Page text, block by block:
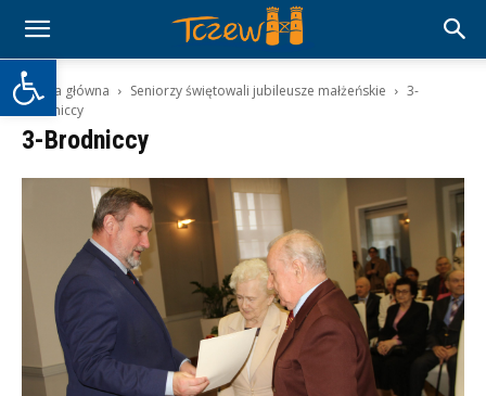
Otwórz pasek narzędzi
Strona główna Seniorzy świętowali jubileusze małżeńskie
3-
Brodniccy
3-Brodniccy